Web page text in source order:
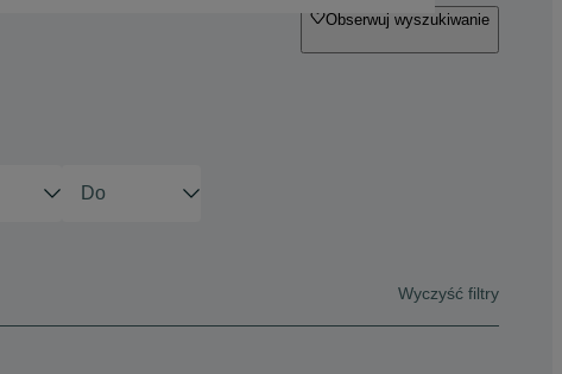
Obserwuj wyszukiwanie
Wyczyść filtry